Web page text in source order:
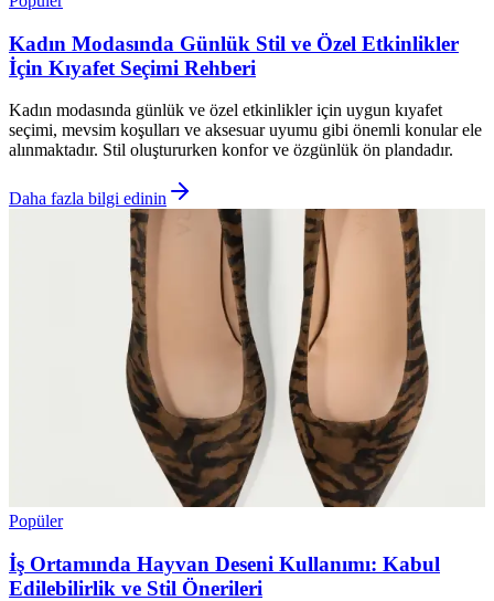
Kadın Modasında Günlük Stil ve Özel Etkinlikler
İçin Kıyafet Seçimi Rehberi
Kadın modasında günlük ve özel etkinlikler için uygun kıyafet
seçimi, mevsim koşulları ve aksesuar uyumu gibi önemli konular ele
alınmaktadır. Stil oluştururken konfor ve özgünlük ön plandadır.
Daha fazla bilgi edinin
Popüler
İş Ortamında Hayvan Deseni Kullanımı: Kabul
Edilebilirlik ve Stil Önerileri